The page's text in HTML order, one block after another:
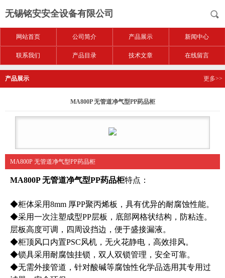
无锡铭安安全设备有限公司
网站首页 公司简介 产品展示 新闻中心
联系我们 产品目录 技术文章 在线留言
产品展示 更多>>
MA800P 无管道净气型PP药品柜
MA800P 无管道净气型PP药品柜
MA800P 无管道净气型PP药品柜特点：
◆柜体采用8mm 厚PP聚丙烯板，具有优异的耐腐蚀性能。
◆采用一次注塑成型PP层板，底部网格状结构，防粘连。
层板高度可调，四周设挡边，便于盛接漏液。
◆柜顶风口内置PSC风机，无火花静电，高效排风。
◆锁具采用耐腐蚀挂锁，双人双锁管理，安全可靠。
◆无需外接管道，针对酸碱等腐蚀性化学品选用其专用过